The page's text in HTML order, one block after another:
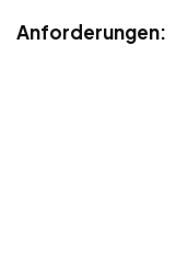
Anforderungen: